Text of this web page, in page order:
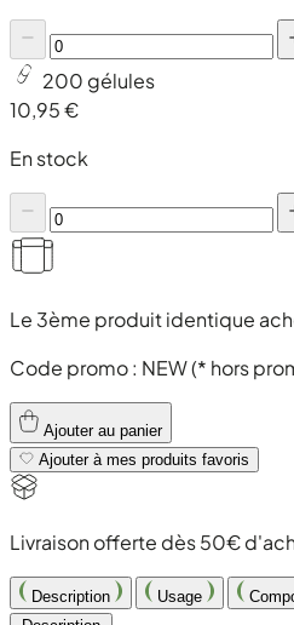
200 gélules
10,95 €
En stock
Le 3ème produit identique
Code promo : NEW(* hors
Ajouter au panier
Ajouter à mes produits favoris
Livraison offerte dès 50€
Description Usage